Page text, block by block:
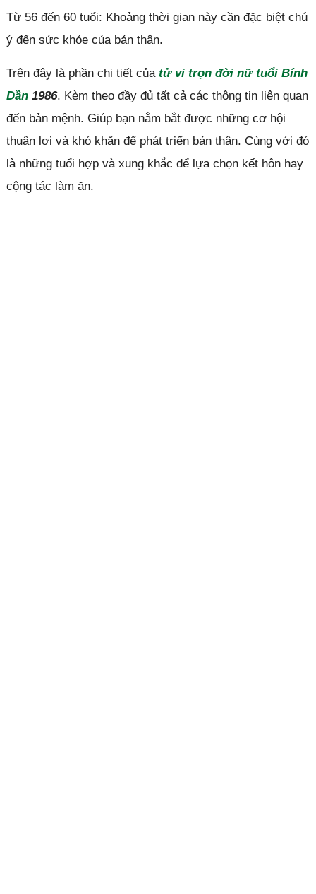
Từ 56 đến 60 tuổi: Khoảng thời gian này cần đặc biệt chú
ý đến sức khỏe của bản thân.
Trên đây là phần chi tiết của tử vi trọn đời nữ tuổi Bính
Dần1986. Kèm theo đầy đủ tất cả các thông tin liên quan
đến bản mệnh. Giúp bạn nắm bắt được những cơ hội
thuận lợi và khó khăn để phát triển bản thân. Cùng với đó
là những tuổi hợp và xung khắc để lựa chọn kết hôn hay
cộng tác làm ăn.